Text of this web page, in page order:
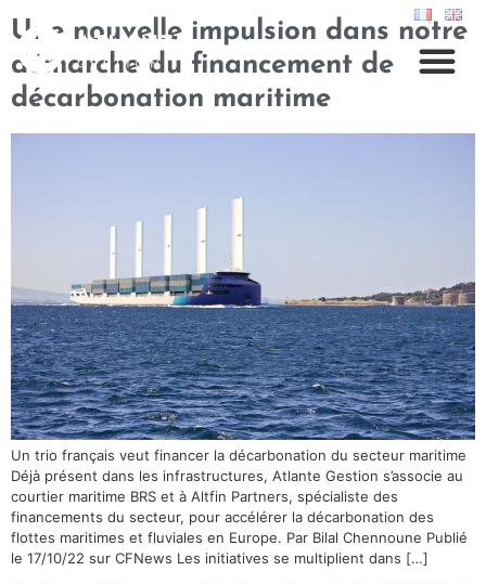
Une nouvelle impulsion dans notre
démarche du financement de
décarbonation maritime
Un trio français veut financer la décarbonation du secteur maritime
Déjà présent dans les infrastructures, Atlante Gestion s’associe au
courtier maritime BRS et à Altfin Partners, spécialiste des
financements du secteur, pour accélérer la décarbonation des
flottes maritimes et fluviales en Europe. Par Bilal Chennoune Publié
le 17/10/22 sur CFNews Les initiatives se multiplient dans […]